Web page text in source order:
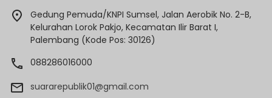
Gedung Pemuda/KNPI Sumsel, Jalan Aerobik No. 2-B,
Kelurahan Lorok Pakjo, Kecamatan Ilir Barat I,
Palembang (Kode Pos: 30126)
088286016000
suararepublik01@gmail.com